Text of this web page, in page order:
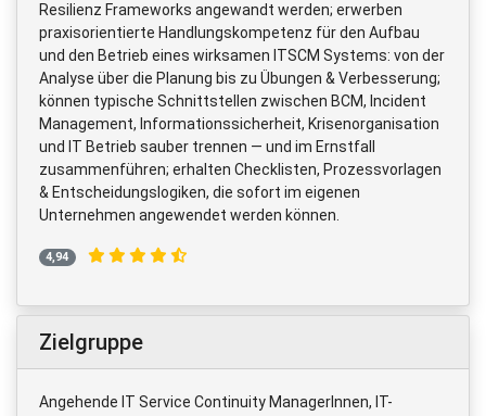
Resilienz Frameworks angewandt werden; erwerben
praxisorientierte Handlungskompetenz für den Aufbau
und den Betrieb eines wirksamen ITSCM Systems: von der
Analyse über die Planung bis zu Übungen & Verbesserung;
können typische Schnittstellen zwischen BCM, Incident
Management, Informationssicherheit, Krisenorganisation
und IT Betrieb sauber trennen — und im Ernstfall
zusammenführen; erhalten Checklisten, Prozessvorlagen
& Entscheidungslogiken, die sofort im eigenen
Unternehmen angewendet werden können.
4,94
Zielgruppe
Angehende IT Service Continuity ManagerInnen, IT-